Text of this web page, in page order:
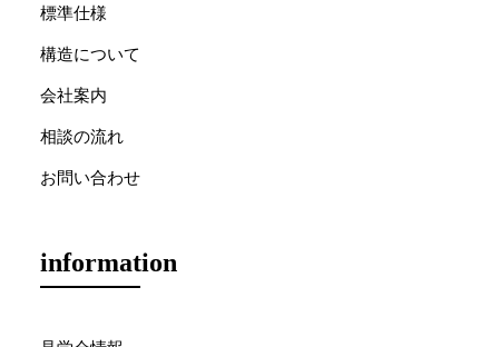
標準仕様
構造について
会社案内
相談の流れ
お問い合わせ
information